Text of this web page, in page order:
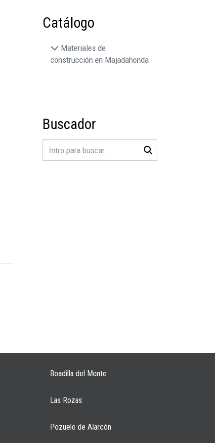
Catálogo
Materiales de
construcción en Majadahonda
Buscador
Boadilla del Monte
Las Rozas
Pozuelo de Alarcón